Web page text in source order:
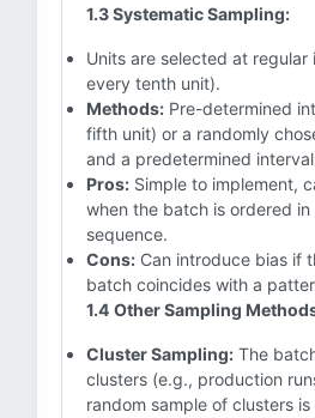
1.3 Systematic Sampling:
Units are selected at regular
every tenth unit).
Methods: Pre-determined
fifth unit) or a randomly
and a predetermined
Pros: Simple to implement,
when the batch is ordered
sequence.
Cons: Can introduce bias if
batch coincides with a
1.4 Other Sampling
Cluster Sampling: The
clusters (e.g., production
random sample of clusters